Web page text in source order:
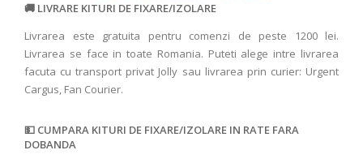
LIVRARE KITURI DE FIXARE/IZOLARE
Livrarea este gratuita pentru comenzi de peste 1200 lei.
Livrarea se face in toate Romania. Puteti alege intre livrarea
facuta cu transport privat Jolly sau livrarea prin curier: Urgent
Cargus, Fan Courier.
CUMPARA KITURI DE FIXARE/IZOLARE IN RATE FARA
DOBANDA